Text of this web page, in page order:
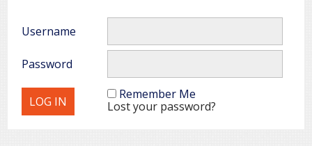
Username
Password
Remember Me
Lost your password?